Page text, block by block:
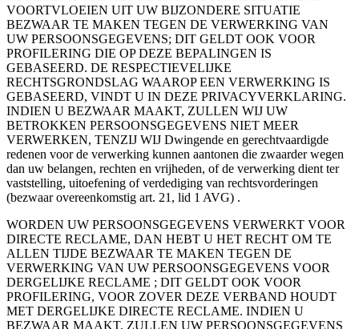
VOORTVLOEIEN UIT UW BIJZONDERE SITUATIE
BEZWAAR TE MAKEN TEGEN DE VERWERKING VAN
UW PERSOONSGEGEVENS; DIT GELDT OOK VOOR
PROFILERING DIE OP DEZE BEPALINGEN IS
GEBASEERD. DE RESPECTIEVELIJKE
RECHTSGRONDSLAG WAAROP EEN VERWERKING IS
GEBASEERD, VINDT U IN DEZE PRIVACYVERKLARING.
INDIEN U BEZWAAR MAAKT, ZULLEN WIJ UW
BETROKKEN PERSOONSGEGEVENS NIET MEER
VERWERKEN, TENZIJ WIJ Dwingende en gerechtvaardigde
redenen voor de verwerking kunnen aantonen die zwaarder wegen
dan uw belangen, rechten en vrijheden, of de verwerking dient ter
vaststelling, uitoefening of verdediging van rechtsvorderingen
(bezwaar overeenkomstig art. 21, lid 1 AVG) .
WORDEN UW PERSOONSGEGEVENS VERWERKT VOOR
DIRECTE RECLAME, DAN HEBT U HET RECHT OM TE
ALLEN TIJDE BEZWAAR TE MAKEN TEGEN DE
VERWERKING VAN UW PERSOONSGEGEVENS VOOR
DERGELIJKE RECLAME ; DIT GELDT OOK VOOR
PROFILERING, VOOR ZOVER DEZE VERBAND HOUDT
MET DERGELIJKE DIRECTE RECLAME. INDIEN U
BEZWAAR MAAKT, ZULLEN UW PERSOONSGEGEVENS